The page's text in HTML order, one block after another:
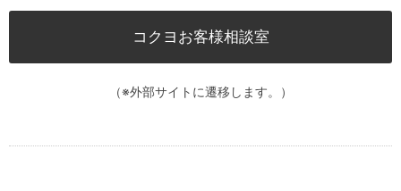
コクヨお客様相談室
（※外部サイトに遷移します。）